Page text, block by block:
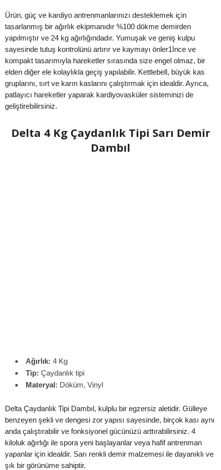
Ürün, güç ve kardiyo antrenmanlarınızı desteklemek için
tasarlanmış bir ağırlık ekipmanıdır %100 dökme demirden
yapılmıştır ve 24 kg ağırlığındadır. Yumuşak ve geniş kulpu
sayesinde tutuş kontrolünü artırır ve kaymayı önler1İnce ve
kompakt tasarımıyla hareketler sırasında size engel olmaz, bir
elden diğer ele kolaylıkla geçiş yapılabilir. Kettlebell, büyük kas
gruplarını, sırt ve karın kaslarını çalıştırmak için idealdir. Ayrıca,
patlayıcı hareketler yaparak kardiyovasküler sisteminizi de
geliştirebilirsiniz.
Delta 4 Kg Çaydanlık Tipi Sarı Demir
Dambıl
Ağırlık: 4 Kg
Tip: Çaydanlık tipi
Materyal: Döküm, Vinyl
Delta Çaydanlık Tipi Dambıl, kulplu bir egzersiz aletidir. Gülleye
benzeyen şekli ve dengesi zor yapısı sayesinde, birçok kası aynı
anda çalıştırabilir ve fonksiyonel gücünüzü arttırabilirsiniz. 4
kiloluk ağırlığı ile spora yeni başlayanlar veya hafif antrenman
yapanlar için idealdir. Sarı renkli demir malzemesi ile dayanıklı ve
şık bir görünüme sahiptir.